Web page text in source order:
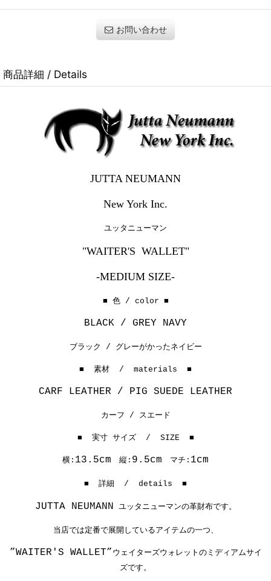
お問い合わせ
商品詳細 / Details
JUTTA NEUMANN
New York Inc.
ユッタニューマン
"WAITER'S WALLET"
-MEDIUM SIZE-
■ 色 / color ■
BLACK / GREY NAVY
ブラック / グレーがかったネイビー
■ 素材 / materials ■
CARF LEATHER / PIG SUEDE LEATHER
カーフ / スエード
■ 実寸 サイズ / SIZE ■
横: 13.5cm 縦: 9.5cm マチ: 1cm
■ 詳細 / details ■
JUTTA NEUMANN ユッタニューマンの革財布です。
当店では定番で展開しているアイテムの一つ、
”WAITER'S WALLET” ウェイターズウォレットのミディアムサイ
ズです。